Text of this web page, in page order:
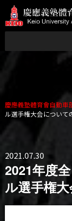
慶應義塾體育會自動車
ル選手権大会について
2021.07.30
2021年度
ル選手権